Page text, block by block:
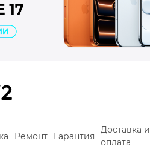
Ремонт Гарантия
Доставка и
оплата